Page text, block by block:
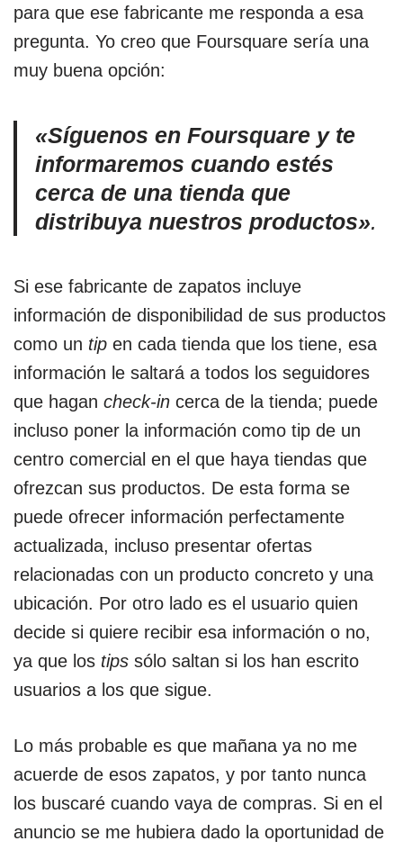
para que ese fabricante me responda a esa
pregunta. Yo creo que Foursquare sería una
muy buena opción:
«Síguenos en Foursquare y te
informaremos cuando estés
cerca de una tienda que
distribuya nuestros productos».
Si ese fabricante de zapatos incluye
información de disponibilidad de sus productos
como un tip en cada tienda que los tiene, esa
información le saltará a todos los seguidores
que hagan check-in cerca de la tienda; puede
incluso poner la información como tip de un
centro comercial en el que haya tiendas que
ofrezcan sus productos. De esta forma se
puede ofrecer información perfectamente
actualizada, incluso presentar ofertas
relacionadas con un producto concreto y una
ubicación. Por otro lado es el usuario quien
decide si quiere recibir esa información o no,
ya que los tips sólo saltan si los han escrito
usuarios a los que sigue.
Lo más probable es que mañana ya no me
acuerde de esos zapatos, y por tanto nunca
los buscaré cuando vaya de compras. Si en el
anuncio se me hubiera dado la oportunidad de